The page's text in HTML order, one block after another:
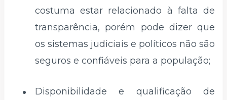
costuma estar relacionado à falta de
transparência, porém pode dizer que
os sistemas judiciais e políticos não são
seguros e confiáveis ​​para a população;
Disponibilidade e qualificação de